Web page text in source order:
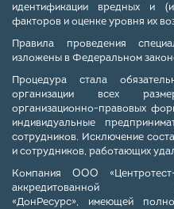
идентификации вредных и
факторов и оценке уровня их
Правила проведения
изложены в Федеральном
Процедура стала
организации всех
организационно-правовых
индивидуальные
сотрудников. Исключение
и сотрудников, работающих
Компания ООО
«ДонРесурс», имеющей